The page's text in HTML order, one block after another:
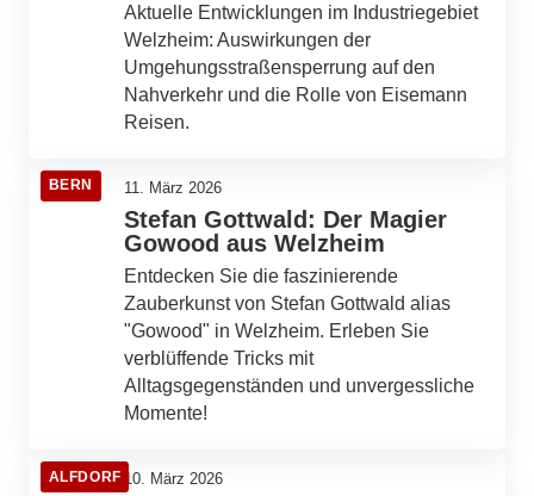
Aktuelle Entwicklungen im Industriegebiet
Welzheim: Auswirkungen der
Umgehungsstraßensperrung auf den
Nahverkehr und die Rolle von Eisemann
Reisen.
BERN 11. März 2026
Stefan Gottwald: Der Magier
Gowood aus Welzheim
Entdecken Sie die faszinierende
Zauberkunst von Stefan Gottwald alias
"Gowood" in Welzheim. Erleben Sie
verblüffende Tricks mit
Alltagsgegenständen und unvergessliche
Momente!
ALFDORF 10. März 2026